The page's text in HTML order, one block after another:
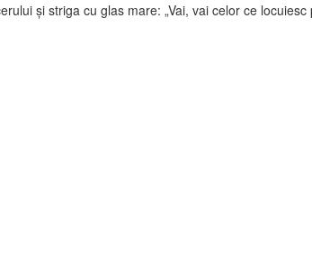
şi striga cu glas mare: „Vai, vai celor ce